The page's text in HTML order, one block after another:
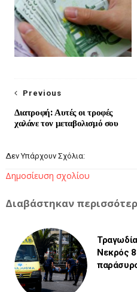
Previous
Διατροφή: Αυτές οι τροφές
χαλάνε τον μεταβολισμό σου
Δεν Υπάρχουν Σχόλια:
Δημοσίευση σχολίου
Διαβάστηκαν
Νεκρός